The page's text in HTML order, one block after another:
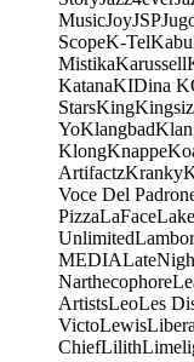
MusicJoyJSP
ScopeK-Tel
MistikaKarussell
KatanaKIDina
StarsKing
YoKlangbad
KlongKnappe
ArtifactzKranky
Voce Del
PizzaLaFace
Unlimited
MEDIA
Narthecophore
ArtistsLeoLes
VictoLewis
ChiefLilith